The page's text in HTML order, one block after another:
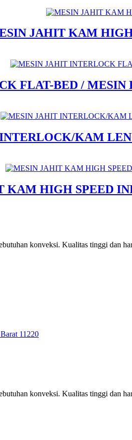
JAHIT KAM HIGH
FLAT-BED / MESIN
KAM
HIGH SPEED
konveksi. Kualitas tinggi dan
11220
konveksi. Kualitas tinggi dan